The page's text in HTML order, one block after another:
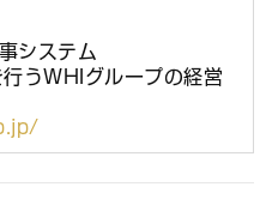
システム
うWHIグループの経営